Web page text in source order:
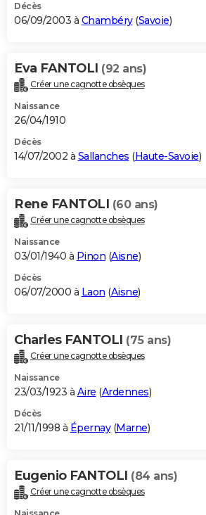
Décès
06/09/2003 à Chambéry(Savoie)
Eva FANTOLI (92 ans)
Créer une cagnotte obsèques
Naissance
26/04/1910
Décès
14/07/2002 à Sallanches (Haute-Savoie)
Rene FANTOLI (60 ans)
Créer une cagnotte obsèques
Naissance
03/01/1940 à Pinon (Aisne)
Décès
06/07/2000 à Laon (Aisne)
Charles FANTOLI (75 ans)
Créer une cagnotte obsèques
Naissance
23/03/1923 à Aire (Ardennes)
Décès
21/11/1998 à Épernay(Marne)
Eugenio FANTOLI (84 ans)
Créer une cagnotte obsèques